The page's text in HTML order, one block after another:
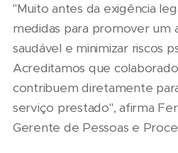
"Muito antes da exigência
medidas para promover um
saudável e minimizar riscos
Acreditamos que
contribuem diretamente
serviço prestado", afirma
Gerente de Pessoas e